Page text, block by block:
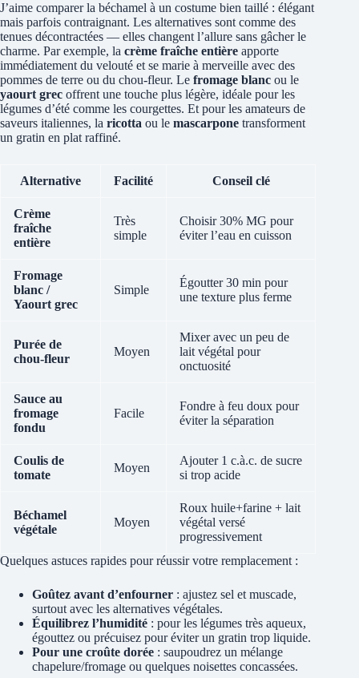
J’aime comparer la béchamel à un costume bien taillé : élégant
mais parfois contraignant. Les alternatives sont comme des
tenues décontractées — elles changent l’allure sans gâcher le
charme. Par exemple, la crème fraîche entière apporte
immédiatement du velouté et se marie à merveille avec des
pommes de terre ou du chou-fleur. Le fromage blanc ou le
yaourt grec offrent une touche plus légère, idéale pour les
légumes d’été comme les courgettes. Et pour les amateurs de
saveurs italiennes, la ricotta ou le mascarpone transforment
un gratin en plat raffiné.
Alternative Facilité Conseil clé
Crème
fraîche
entière
Très
simple
Choisir 30% MG pour
éviter l’eau en cuisson
Fromage
blanc /
Yaourt grec
Simple
Égoutter 30 min pour
une texture plus ferme
Purée de
chou‑fleur
Moyen
Mixer avec un peu de
lait végétal pour
onctuosité
Sauce au
fromage
fondu
Facile
Fondre à feu doux pour
éviter la séparation
Coulis de
tomate
Moyen
Ajouter 1 c.à.c. de sucre
si trop acide
Béchamel
végétale
Moyen
Roux huile+farine + lait
végétal versé
progressivement
Quelques astuces rapides pour réussir votre remplacement :
Goûtez avant d’enfourner : ajustez sel et muscade,
surtout avec les alternatives végétales.
Équilibrez l’humidité : pour les légumes très aqueux,
égouttez ou précuisez pour éviter un gratin trop liquide.
Pour une croûte dorée : saupoudrez un mélange
chapelure/fromage ou quelques noisettes concassées.